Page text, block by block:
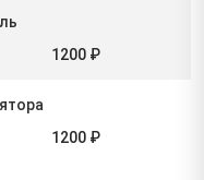
1200 ₽
1200 ₽